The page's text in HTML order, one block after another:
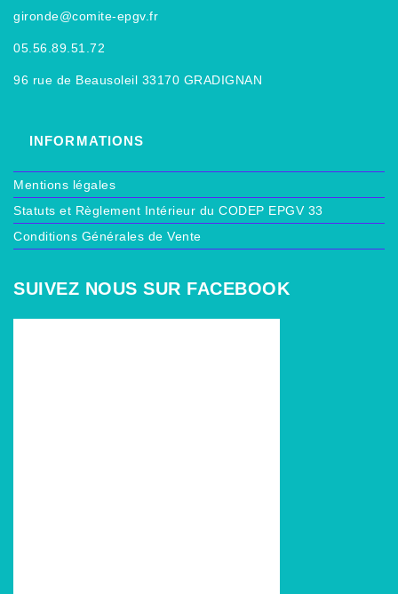
gironde@comite-epgv.fr
05.56.89.51.72
96 rue de Beausoleil 33170 GRADIGNAN
INFORMATIONS
Mentions légales
Statuts et Règlement Intérieur du CODEP EPGV 33
Conditions Générales de Vente
SUIVEZ NOUS SUR FACEBOOK